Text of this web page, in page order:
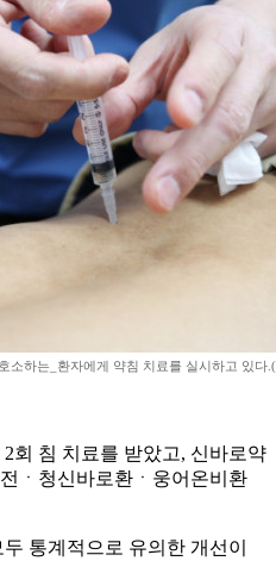
소하는_환자에게 약침 치료를 실시하고 있다
회 침 치료를 받았고, 신바로약
ㆍ청신바로환ㆍ웅어온비환
통계적으로 유의한 개선이